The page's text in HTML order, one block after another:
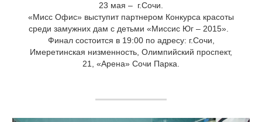
23 мая – г.Сочи.
«Мисс Офис» выступит партнером Конкурса красоты
среди замужних дам с детьми «Миссис Юг – 2015».
Финал состоится в 19:00 по адресу: г.Сочи,
Имеретинская низменность, Олимпийский проспект,
21, «Арена» Сочи Парка.